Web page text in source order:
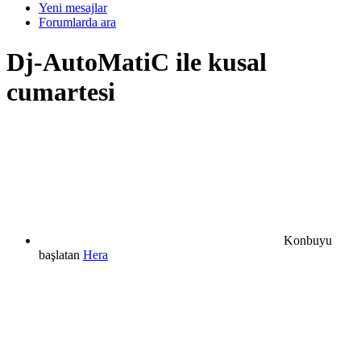
Yeni mesajlar
Forumlarda ara
Dj-AutoMatiC ile kusal
cumartesi
Konbuyu
başlatan Hera